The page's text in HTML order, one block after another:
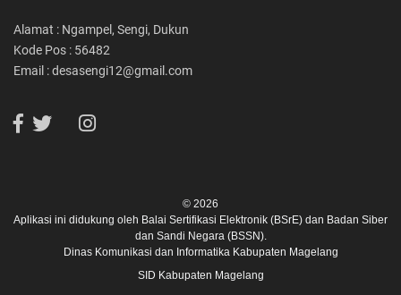
Alamat : Ngampel, Sengi, Dukun
Kode Pos : 56482
Email : desasengi12@gmail.com
© 2026
Aplikasi ini didukung oleh Balai Sertifikasi Elektronik (BSrE) dan Badan Siber
dan Sandi Negara (BSSN).
Dinas Komunikasi dan Informatika Kabupaten Magelang
SID Kabupaten Magelang